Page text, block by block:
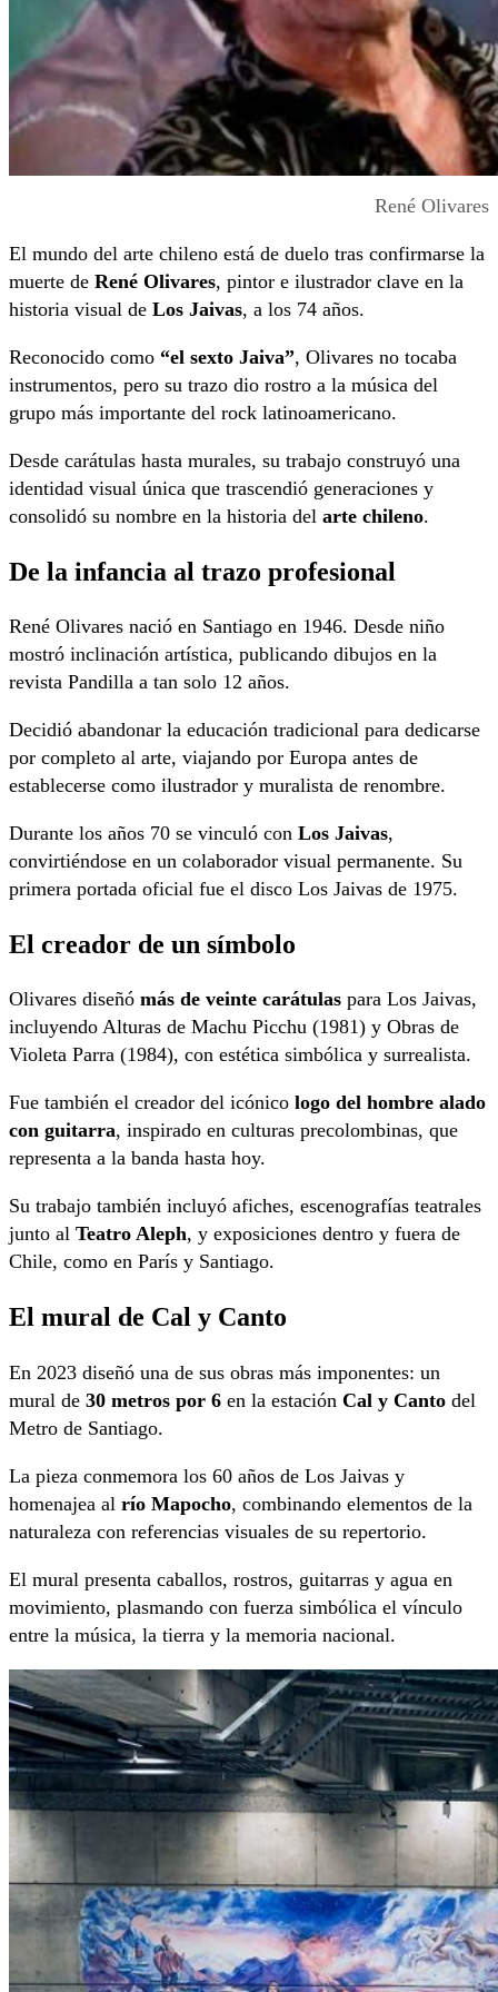
René Olivares
El mundo del arte chileno está de duelo tras confirmarse la
muerte de René Olivares, pintor e ilustrador clave en la
historia visual de Los Jaivas, a los 74 años.
Reconocido como “el sexto Jaiva”, Olivares no tocaba
instrumentos, pero su trazo dio rostro a la música del
grupo más importante del rock latinoamericano.
Desde carátulas hasta murales, su trabajo construyó una
identidad visual única que trascendió generaciones y
consolidó su nombre en la historia del arte chileno.
De la infancia al trazo profesional
René Olivares nació en Santiago en 1946. Desde niño
mostró inclinación artística, publicando dibujos en la
revista Pandilla a tan solo 12 años.
Decidió abandonar la educación tradicional para dedicarse
por completo al arte, viajando por Europa antes de
establecerse como ilustrador y muralista de renombre.
Durante los años 70 se vinculó con Los Jaivas,
convirtiéndose en un colaborador visual permanente. Su
primera portada oficial fue el disco Los Jaivas de 1975.
El creador de un símbolo
Olivares diseñó más de veinte carátulas para Los Jaivas,
incluyendo Alturas de Machu Picchu (1981) y Obras de
Violeta Parra (1984), con estética simbólica y surrealista.
Fue también el creador del icónico logo del hombre alado
con guitarra, inspirado en culturas precolombinas, que
representa a la banda hasta hoy.
Su trabajo también incluyó afiches, escenografías teatrales
junto al Teatro Aleph, y exposiciones dentro y fuera de
Chile, como en París y Santiago.
El mural de Cal y Canto
En 2023 diseñó una de sus obras más imponentes: un
mural de 30 metros por 6 en la estación Cal y Canto del
Metro de Santiago.
La pieza conmemora los 60 años de Los Jaivas y
homenajea al río Mapocho, combinando elementos de la
naturaleza con referencias visuales de su repertorio.
El mural presenta caballos, rostros, guitarras y agua en
movimiento, plasmando con fuerza simbólica el vínculo
entre la música, la tierra y la memoria nacional.